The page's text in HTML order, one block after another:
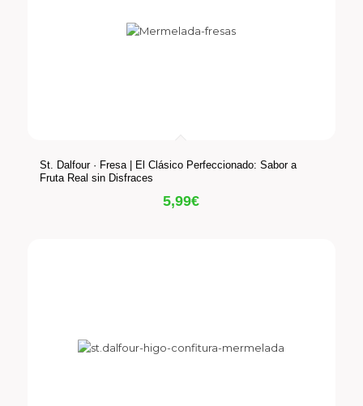
St. Dalfour · Fresa | El Clásico Perfeccionado: Sabor a
Fruta Real sin Disfraces
5,99€